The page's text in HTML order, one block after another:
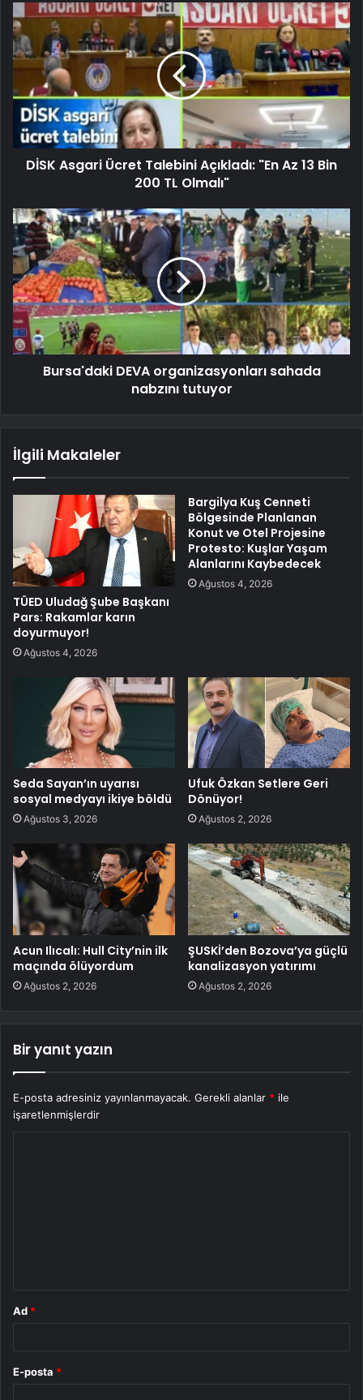
DİSK Asgari Ücret Talebini Açıkladı: "En Az 13 Bin
200 TL Olmalı"
Bursa'daki DEVA organizasyonları sahada
nabzını tutuyor
İlgili Makaleler
TÜED Uludağ Şube Başkanı
Pars: Rakamlar karın
doyurmuyor!
Ağustos 4, 2026
Bargilya Kuş Cenneti
Bölgesinde Planlanan
Konut ve Otel Projesine
Protesto: Kuşlar Yaşam
Alanlarını Kaybedecek
Ağustos 4, 2026
Seda Sayan’ın uyarısı
sosyal medyayı ikiye böldü
Ağustos 3, 2026
Ufuk Özkan Setlere Geri
Dönüyor!
Ağustos 2, 2026
Acun Ilıcalı: Hull City’nin ilk
maçında ölüyordum
Ağustos 2, 2026
ŞUSKİ’den Bozova’ya güçlü
kanalizasyon yatırımı
Ağustos 2, 2026
Bir yanıt yazın
E-posta adresiniz yayınlanmayacak. Gerekli alanlar * ile
işaretlenmişlerdir
Ad *
E-posta *